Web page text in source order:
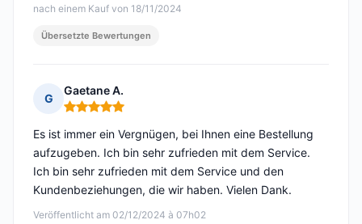
nach einem Kauf von 18/11/2024
Übersetzte Bewertungen
G
Gaetane A.
Hinweis: 5 von 5
Veröffentlicht am 02/12/2024 à 07h02
Es ist immer ein Vergnügen, bei Ihnen eine Bestellung
aufzugeben. Ich bin sehr zufrieden mit dem Service.
Ich bin sehr zufrieden mit dem Service und den
Kundenbeziehungen, die wir haben. Vielen Dank.